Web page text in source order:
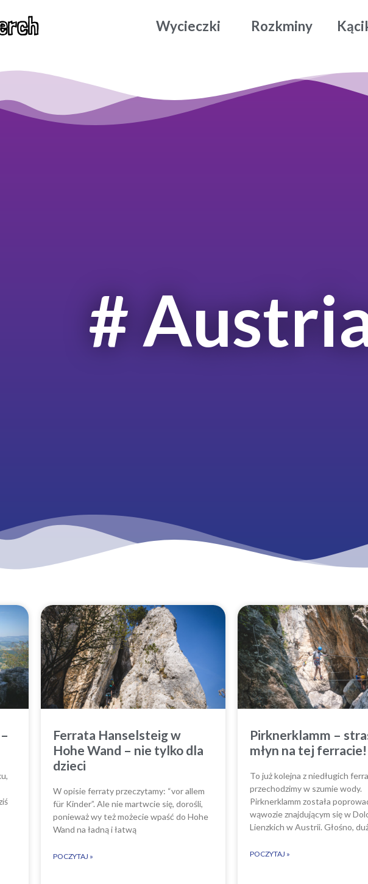
Wycieczki Rozkminy
#
Ferrata Hanselsteig w
Hohe Wand – nie tylko dla
dzieci
W opisie ferraty przeczytamy: “vor allem
für Kinder”. Ale nie martwcie się, dorośli,
ponieważ wy też możecie wpaść do Hohe
Wand na ładną i łatwą
POCZYTAJ »
Pirknerklamm –
młyn na tej ferracie!
To już kolejna z niedługich
przechodzimy w szumie wody.
Pirknerklamm została
wąwozie znajdującym się w
Lienzkich w Austrii. Głośno,
POCZYTAJ »